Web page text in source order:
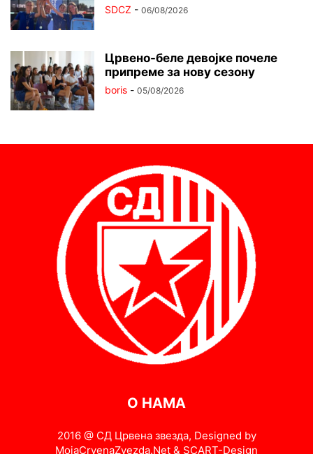
SDCZ - 06/08/2026
Црвено-беле девојке почеле
припреме за нову сезону
boris - 05/08/2026
О НАМА
2016 @ СД Црвена звезда, Designed by
MojaCrvenaZvezda.Net & SCART-Design